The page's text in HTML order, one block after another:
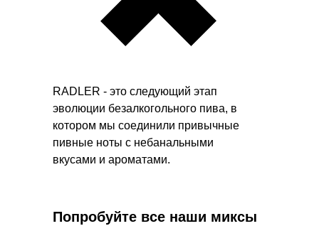
Попробуйте все наши миксы
RADLER - это следующий этап
эволюции безалкогольного пива, в
котором мы соединили привычные
пивные ноты с небанальными
вкусами и ароматами.